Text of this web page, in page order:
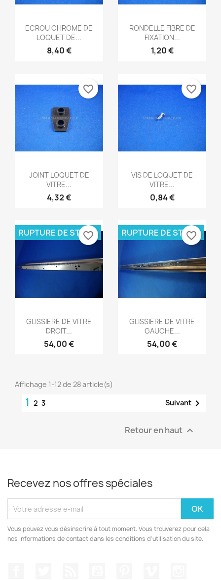
Aperçu rapide
ECROU CHROME DE
LOQUET DE...
8,40 €
Aperçu rapide
RONDELLE FIBRE DE
FIXATION...
1,20 €
Aperçu rapide
JOINT LOQUET DE
VITRE...
4,32 €
favorite_border
Aperçu rapide
VIS DE LOQUET DE
VITRE...
0,84 €
favorite_border
Aperçu rapide
GLISSIERE DE VITRE
DROIT...
54,00 €
RUPTURE DE STOCK
favorite_border
Aperçu rapide
GLISSIERE DE VITRE
GAUCHE...
54,00 €
RUPTURE DE STOCK
favorite_border
Affichage 1-12 de 28 article(s)
1 2 3 Suivant 
Retour en haut 
Recevez nos offres spéciales
Vous pouvez vous désinscrire à tout moment. Vous trouverez pour cela
nos informations de contact dans les conditions d'utilisation du site.